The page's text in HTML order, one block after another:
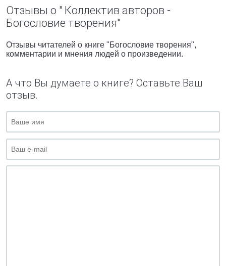
Отзывы о " Коллектив авторов -
Богословие творения"
Отзывы читателей о книге "Богословие творения",
комментарии и мнения людей о произведении.
А что Вы думаете о книге? Оставьте Ваш
отзыв.